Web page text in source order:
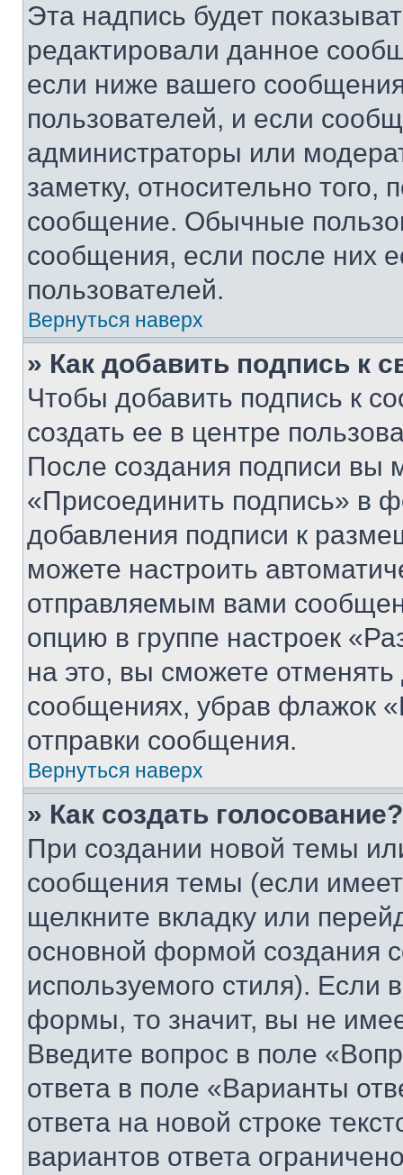
Эта надпись будет
редактировали данное
если ниже вашего
пользователей, и если
администраторы или
заметку, относительно
сообщение. Обычные
сообщения, если после них
пользователей.
Вернуться наверх
» Как добавить подпись к
Чтобы добавить подпись к
создать ее в центре
После создания подписи вы
«Присоединить подпись» в
добавления подписи к
можете настроить
отправляемым вами
опцию в группе настроек
на это, вы сможете
сообщениях, убрав флажок
отправки сообщения.
Вернуться наверх
» Как создать голосование?
При создании новой темы
сообщения темы (если
щелкните вкладку или
основной формой создания
используемого стиля). Если
формы, то значит, вы не
Введите вопрос в поле
ответа в поле «Варианты
ответа на новой строке
вариантов ответа